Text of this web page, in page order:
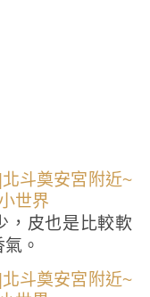
，皮也是比較軟
。